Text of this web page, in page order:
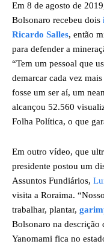
Em 8 de agosto de
Bolsonaro recebeu dois
Ricardo Salles, então
para defender a
“Tem um pessoal que
demarcar cada vez
fosse um ser aí, um
alcançou 52.560
Folha Política, o que
Em outro vídeo, que
presidente postou um
Assuntos Fundiários,
visita a Roraima.
trabalhar, plantar,
Bolsonaro na descrição
Yanomami fica no